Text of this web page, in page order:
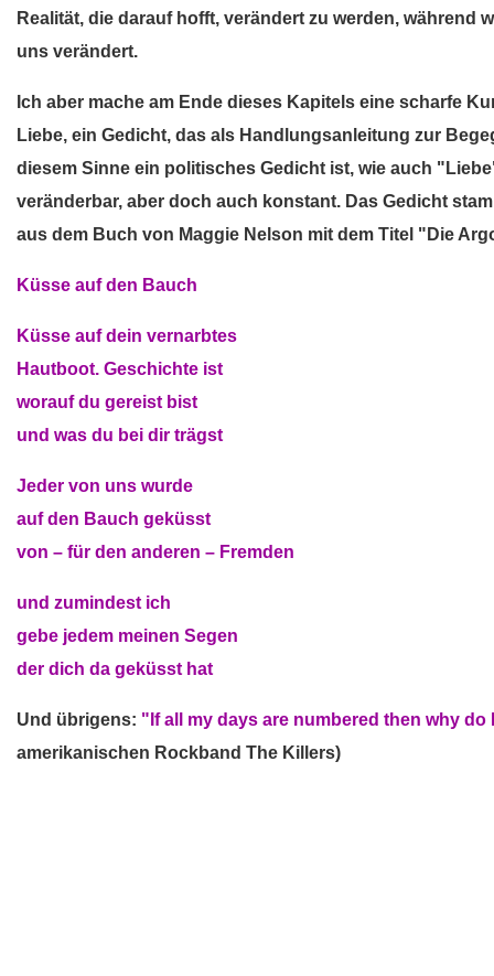
Realität, die darauf hofft, verändert zu werden, während
uns verändert.
Ich aber mache am Ende dieses Kapitels eine scharfe
Liebe, ein Gedicht, das als Handlungsanleitung zur
diesem Sinne ein politisches Gedicht ist, wie auch
veränderbar, aber doch auch konstant. Das Gedicht
aus dem Buch von Maggie Nelson mit dem Titel "Die
Küsse auf den Bauch
Küsse auf dein vernarbtes
Hautboot. Geschichte ist
worauf du gereist bist
und was du bei dir trägst
Jeder von uns wurde
auf den Bauch geküsst
von – für den anderen – Fremden
und zumindest ich
gebe jedem meinen Segen
der dich da geküsst hat
Und übrigens: "If all my days are numbered then why
amerikanischen Rockband The Killers)